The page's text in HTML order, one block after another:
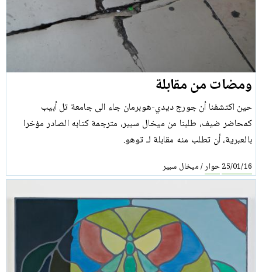
ومضات من مقابلة
حين اكتشفنا أن جورج ديدي-هوبرمان جاء الى جامعة تل أبيب
كمحاضر ضيف، طلبنا من ميخال سبير، مترجمة كتابه الصادر مؤخرا
بالعبرية، أن تطلب منه مقابلة لـ توهو.
25/01/16حوار/ميخال سبير